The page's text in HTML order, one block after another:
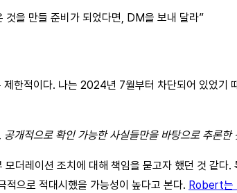
것을 만들 준비가 되었다면, DM을 보내 달라”
한적이다. 나는 2024년 7월부터 차단되어 있었기
개적으로 확인 가능한 사실들만을 바탕으로 추론한
더레이션 조치에 대해 책임을 묻고자 했던 것 같
으로 적대시했을 가능성이 높다고 본다. Robert는